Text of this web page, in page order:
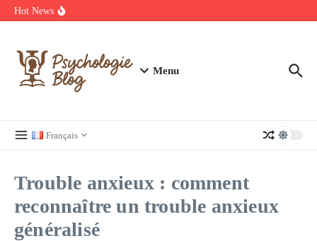
Aller au contenu
Hot News
Regardez Films et Séries en Streaming sur Wiflix
Menu
Français
Trouble anxieux : comment
reconnaître un trouble anxieux
généralisé